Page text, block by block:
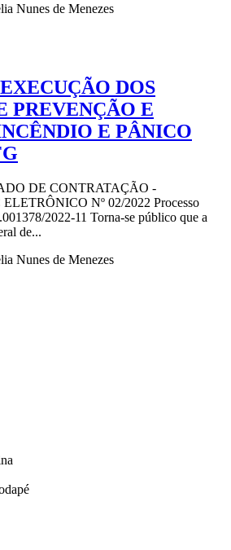
Nunes de Menezes
DOS
PREVENÇÃO E
E PÂNICO
DE CONTRATAÇÃO -
Nº 02/2022 Processo
2022-11 Torna-se público que a
de...
Nunes de Menezes